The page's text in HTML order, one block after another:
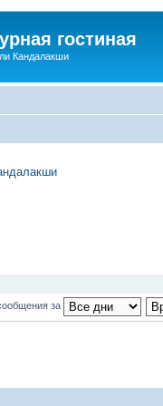
гостиная
Кандалакши
за